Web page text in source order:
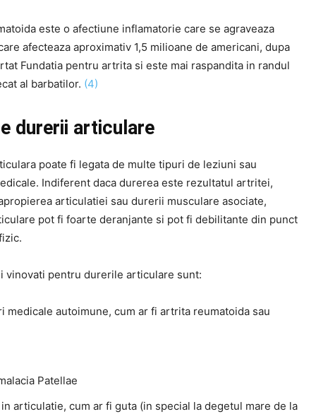
este o afectiune inflamatorie care se agraveaza
afecteaza aproximativ 1,5 milioane de americani, dupa
Fundatia pentru artrita si este mai raspandita in randul
al barbatilor. (4)
durerii articulare
poate fi legata de multe tipuri de leziuni sau
Indiferent daca durerea este rezultatul artritei,
articulatiei sau durerii musculare asociate,
pot fi foarte deranjante si pot fi debilitante din punct
vinovati pentru durerile articulare sunt:
medicale autoimune, cum ar fi artrita reumatoida sau
Patellae
articulatie, cum ar fi guta (in special la degetul mare de la